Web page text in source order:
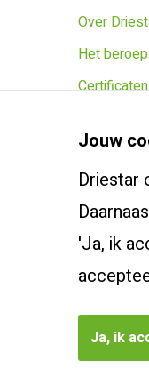
Over
Het
Contact
Bekijk
Jouw
Driestar
'Ja, ik
Ja, ik